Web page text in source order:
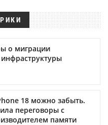
о миграции
18 можно забыть.
переговоры с
памяти